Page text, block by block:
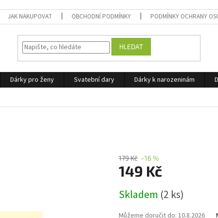
JAK NAKUPOVAT OBCHODNÍ PODMÍNKY PODMÍNKY OCHRANY
HLEDAT
Dárky pro ženy Svatební dary Dárky k narozeninám
179 Kč –16 %
149 Kč
cena:
Skladem (2 ks)
Můžeme doručit do: 10.8.2026